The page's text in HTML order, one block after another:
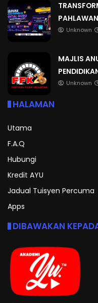
Unknown
MAJLIS
Unknown
HALAMAN
Utama
F.A.Q
Hubungi
Kredit AYU
Jadual Tuisyen Percuma
Apps
DIBAWAKAN